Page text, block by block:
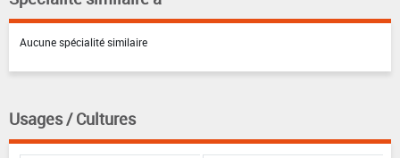
Aucune spécialité similaire
Usages / Cultures